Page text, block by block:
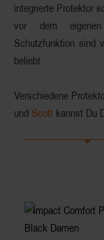
integrierte Protektor
vor dem
Schutzfunktion sind
beliebt.
Verschiedene
und Scott kannst Du